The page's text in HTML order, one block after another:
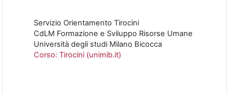
Servizio Orientamento Tirocini
CdLM Formazione e Sviluppo Risorse Umane
Università degli studi Milano Bicocca
Corso: Tirocini (unimib.it)